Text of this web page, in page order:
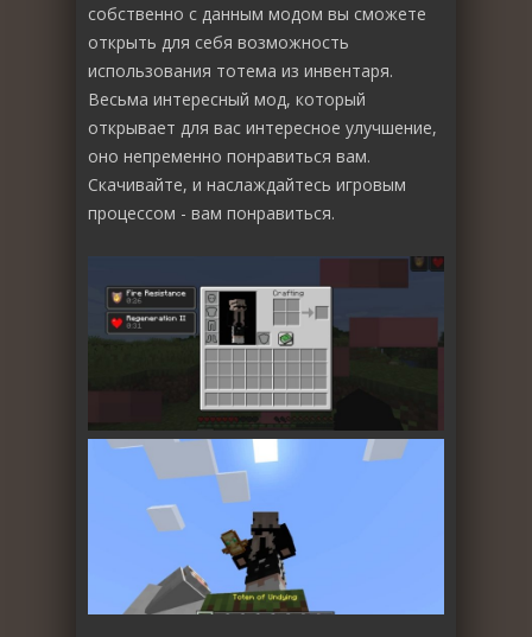
собственно с данным модом вы сможете
открыть для себя возможность
использования тотема из инвентаря.
Весьма интересный мод, который
открывает для вас интересное улучшение,
оно непременно понравиться вам.
Скачивайте, и наслаждайтесь игровым
процессом - вам понравиться.